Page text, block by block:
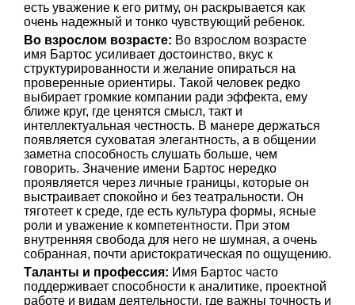
есть уважение к его ритму, он раскрывается как
очень надежный и тонко чувствующий ребенок.
Во взрослом возрасте: Во взрослом возрасте
имя Бартос усиливает достоинство, вкус к
структурированности и желание опираться на
проверенные ориентиры. Такой человек редко
выбирает громкие компании ради эффекта, ему
ближе круг, где ценятся смысл, такт и
интеллектуальная честность. В манере держаться
появляется суховатая элегантность, а в общении
заметна способность слушать больше, чем
говорить. Значение имени Бартос нередко
проявляется через личные границы, которые он
выстраивает спокойно и без театральности. Он
тяготеет к среде, где есть культура формы, ясные
роли и уважение к компетентности. При этом
внутренняя свобода для него не шумная, а очень
собранная, почти аристократическая по ощущению.
Таланты и профессия: Имя Бартос часто
поддерживает способности к аналитике, проектной
работе и видам деятельности, где важны точность и